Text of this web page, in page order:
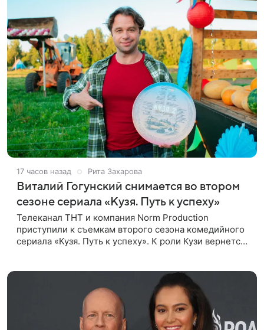
17 часов назад Рита Захарова
Виталий Гогунский снимается во втором
сезоне сериала «Кузя. Путь к успеху»
Телеканал ТНТ и компания Norm Production
приступили к съемкам второго сезона комедийного
сериала «Кузя. Путь к успеху». К роли Кузи вернется